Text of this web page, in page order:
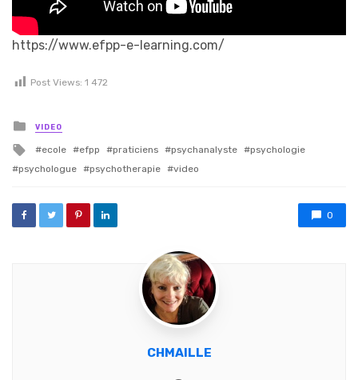
https://www.efpp-e-learning.com/
Post Views: 1 472
Posted in
VIDEO
Tagged with
ecole efpp praticiens psychanalyste
psychologie
psychologue
psychotherapie video
0
CHMAILLE